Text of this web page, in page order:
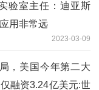
验室主任：迪亚斯
用非常远
2023-03-09
，美国今年第二大
融资3.24亿美元:世